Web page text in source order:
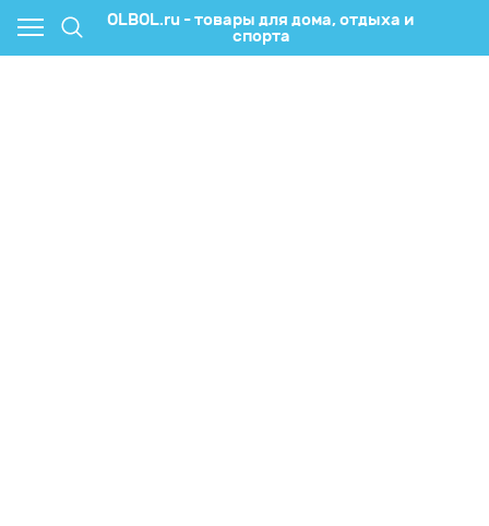
OLBOL.ru - товары для дома, отдыха и
спорта